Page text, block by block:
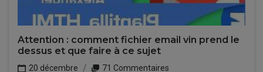
Attention : comment fichier email vin prend le
dessus et que faire à ce sujet
20 décembre 71 Commentaires